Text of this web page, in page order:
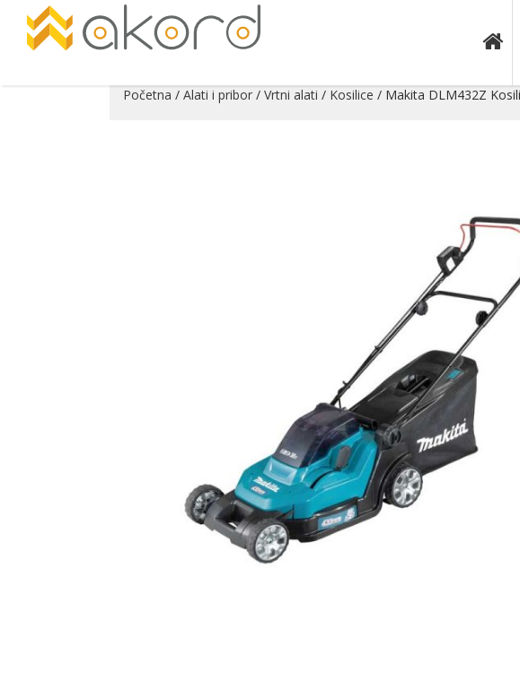
Pogledajte što je
AKCIJA!
Pločasti
materijali
Početna / Alati i pribor / Vrtni alati / Kosilice / Makita DLM432Z